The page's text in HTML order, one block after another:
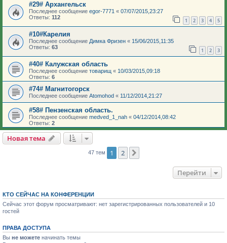
#29# Архангельск
Последнее сообщение egor-7771 « 07/07/2015,23:27
Ответы: 112 1 2 3 4 5
#10#Карелия
Последнее сообщение Димка Фризен « 15/06/2015,11:35
Ответы: 63 1 2 3
#40# Калужская область
Последнее сообщение товарищ « 10/03/2015,09:18
Ответы: 6
#74# Магнитогорск
Последнее сообщение Atomohod « 11/12/2014,21:27
#58# Пензенская область.
Последнее сообщение medved_1_nah « 04/12/2014,08:42
Ответы: 2
Новая тема
47 тем 1 2
Перейти
КТО СЕЙЧАС НА КОНФЕРЕНЦИИ
Сейчас этот форум просматривают: нет зарегистрированных пользователей и 10
гостей
ПРАВА ДОСТУПА
Вы не можете начинать темы